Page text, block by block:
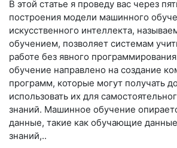
В этой статье я проведу вас через
построения модели машинного
искусственного интеллекта,
обучением, позволяет системам
работе без явного
обучение направлено на создание
программ, которые могут получать
использовать их для
знаний. Машинное обучение
данные, такие как обучающие
знаний,..